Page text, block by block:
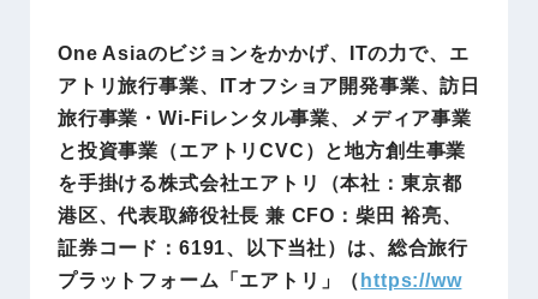
One Asiaのビジョンをかかげ、ITの力で、エ
アトリ旅行事業、ITオフショア開発事業、訪日
旅行事業・Wi-Fiレンタル事業、メディア事業
と投資事業（エアトリCVC）と地方創生事業
を手掛ける株式会社エアトリ（本社：東京都
港区、代表取締役社長 兼 CFO：柴田 裕亮、
証券コード：6191、以下当社）は、総合旅行
プラットフォーム「エアトリ」（https://ww